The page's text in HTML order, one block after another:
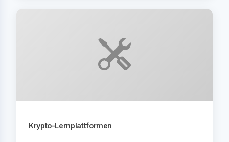
Krypto-Lernplattformen